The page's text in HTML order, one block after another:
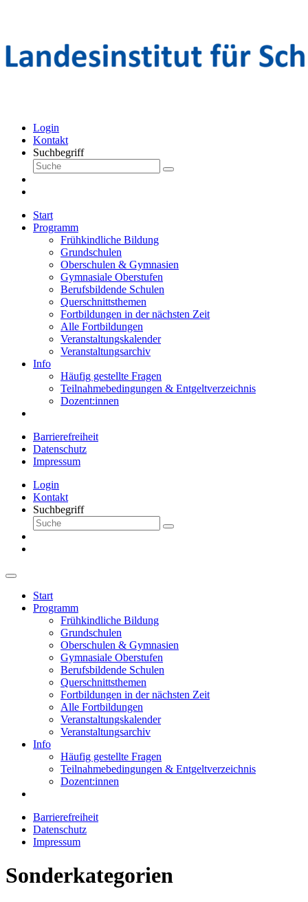
Login
Kontakt
Suchbegriff
Start
Programm
Frühkindliche Bildung
Grundschulen
Oberschulen & Gymnasien
Gymnasiale Oberstufen
Berufsbildende Schulen
Querschnittsthemen
Fortbildungen in der nächsten Zeit
Alle Fortbildungen
Veranstaltungskalender
Veranstaltungsarchiv
Info
Häufig gestellte Fragen
Teilnahmebedingungen & Entgeltverzeichnis
Dozent:innen
Barrierefreiheit
Datenschutz
Impressum
Login
Kontakt
Suchbegriff
Start
Programm
Frühkindliche Bildung
Grundschulen
Oberschulen & Gymnasien
Gymnasiale Oberstufen
Berufsbildende Schulen
Querschnittsthemen
Fortbildungen in der nächsten Zeit
Alle Fortbildungen
Veranstaltungskalender
Veranstaltungsarchiv
Info
Häufig gestellte Fragen
Teilnahmebedingungen & Entgeltverzeichnis
Dozent:innen
Barrierefreiheit
Datenschutz
Impressum
Sonderkategorien